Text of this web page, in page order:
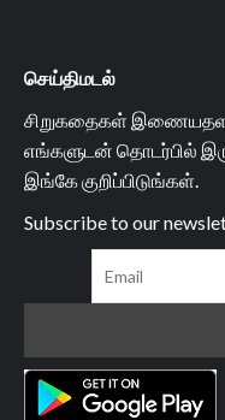
செய்திமடல்
சிறுகதைகள் இணையதள
எங்களுடன் தொடர்பில்
இங்கே குறிப்பிடுங்கள்.
Subscribe to our